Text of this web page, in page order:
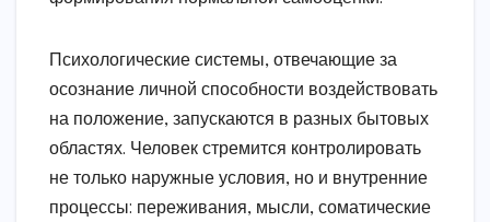
Психологические системы, отвечающие за
осознание личной способности воздействовать
на положение, запускаются в разных бытовых
областях. Человек стремится контролировать
не только наружные условия, но и внутренние
процессы: переживания, мысли, соматические